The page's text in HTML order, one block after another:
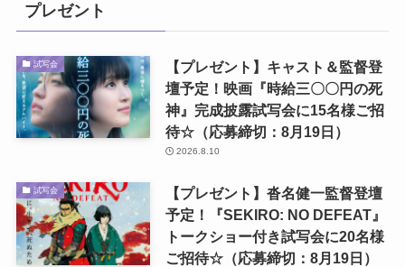
プレゼント
試写会
【プレゼント】キャスト＆監督登
壇予定！映画『時給三〇〇円の死
神』完成披露試写会に15名様ご招
待☆（応募締切：8月19日）
2026.8.10
試写会
【プレゼント】沓名健一監督登壇
予定！『SEKIRO: NO DEFEAT』
トークショー付き試写会に20名様
ご招待☆（応募締切：8月19日）